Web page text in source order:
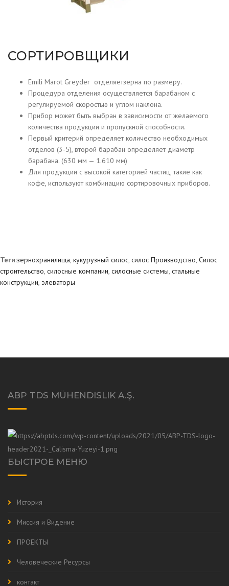
СОРТИРОВЩИКИ
Emili Marot Greyder отделяетзерна по размеру.
Процедура отделения осуществляется барабаном с
регулируемой скоростью и углом наклона.
Прибор может быть выбран в зависимости от желаемого
количества продукции и пропускной способности.
Первый критерий определяет количество необходимых
отделов (3-5), второй барабан определяет диаметр
барабана. (630 мм — 1.610 мм)
Для продукции с высокой категорией частиц, такие как
кофе, используют комбинацию сортировочных приборов.
Теги:зернохранилища, кукурузный силос, силос Производство, Силос
строительство, силосные компании, силосные системы, стальные
конструкции, элеваторы
ABP TDS MÜHENDISLIK A.Ş.
БЫСТРОЕ МЕНЮ
История
Миссия и Видение
ПРОЕКТЫ
Человеческие Ресурсы
контакт